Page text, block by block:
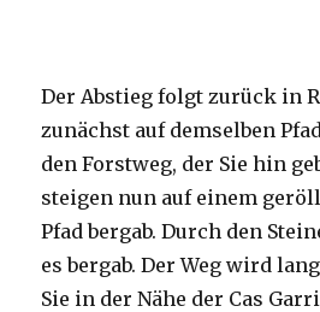
Der Abstieg folgt zurück in
zunächst auf demselben
den Forstweg, der Sie hin
steigen nun auf einem
Pfad bergab. Durch den
es bergab. Der Weg wird
Sie in der Nähe der Cas